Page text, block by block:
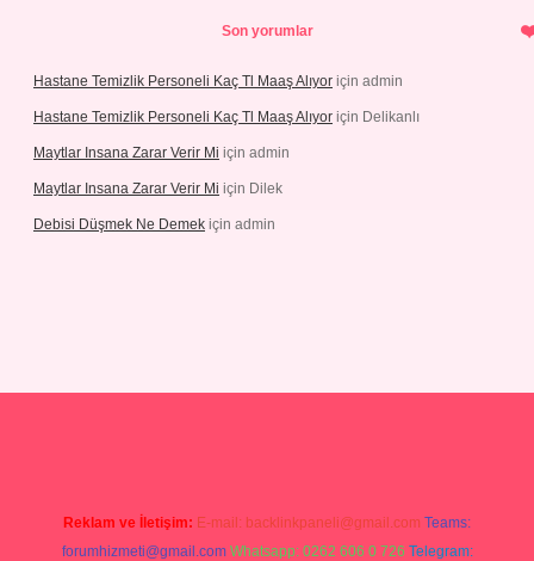
Son yorumlar
Hastane Temizlik Personeli Kaç Tl Maaş Alıyor için admin
Hastane Temizlik Personeli Kaç Tl Maaş Alıyor için Delikanlı
Maytlar Insana Zarar Verir Mi için admin
Maytlar Insana Zarar Verir Mi için Dilek
Debisi Düşmek Ne Demek için admin
Reklam ve İletişim: E-mail: backlinkpaneli@gmail.com Teams:
forumhizmeti@gmail.com Whatsapp: 0262 606 0 726 Telegram: